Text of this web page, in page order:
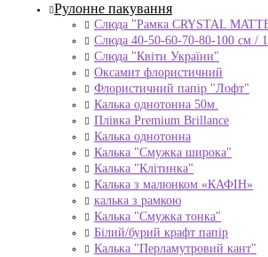
Рулонне пакування
Слюда "Рамка CRYSTAL
Слюда 40-50-60-70-80-100 см /
Слюда "Квіти України"
Оксамит флористичний
Флористичний папір "Лофт"
Калька однотонна 50м.
Плівка Premium Brillance
Калька однотонна
Калька "Смужка широка"
Калька "Клітинка"
Калька з малюнком «КАФІН»
калька з рамкою
Калька "Смужка тонка"
Білий/бурий крафт папір
Калька "Перламутровий кант"